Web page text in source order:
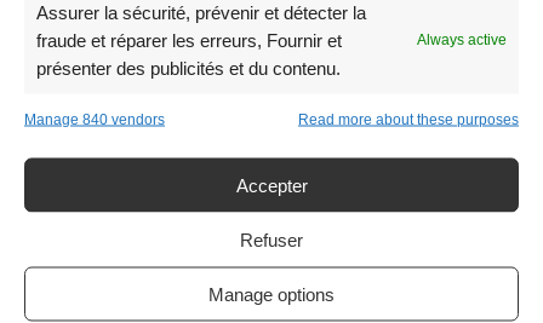
Assurer la sécurité, prévenir et détecter la
fraude et réparer les erreurs, Fournir et
présenter des publicités et du contenu.
Always active
Manage 840 vendors Read more about these purposes
Accepter
Refuser
Manage options
effet, grâce à l’effet préventif et curatif de notre
l’usure des équipements. Par ailleurs, le CO
(modération du développement bactérien) et